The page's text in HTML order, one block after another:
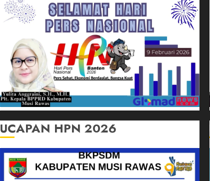
UCAPAN HPN 2026